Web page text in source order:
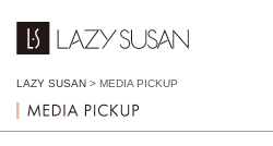
LAZY SUSAN > MEDIA PICKUP